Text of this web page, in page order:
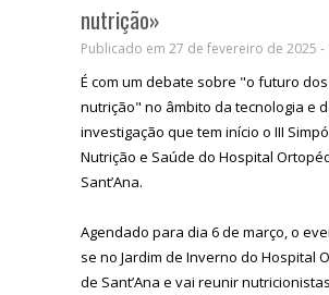
nutrição»
Publicado em 27 de fevereiro de 2025 -
É com um debate sobre "o futuro
nutrição" no âmbito da tecnologia e
investigação que tem início o III
Nutrição e Saúde do Hospital
Sant’Ana.
Agendado para dia 6 de março, o
se no Jardim de Inverno do Hospital
de Sant’Ana e vai reunir